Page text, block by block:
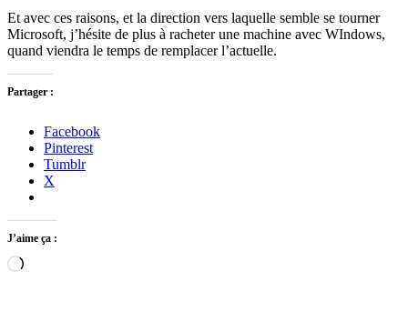
Et avec ces raisons, et la direction vers laquelle semble se tourner
Microsoft, j’hésite de plus à racheter une machine avec WIndows,
quand viendra le temps de remplacer l’actuelle.
Partager :
Facebook
Pinterest
Tumblr
X
J’aime ça :
Chargement…